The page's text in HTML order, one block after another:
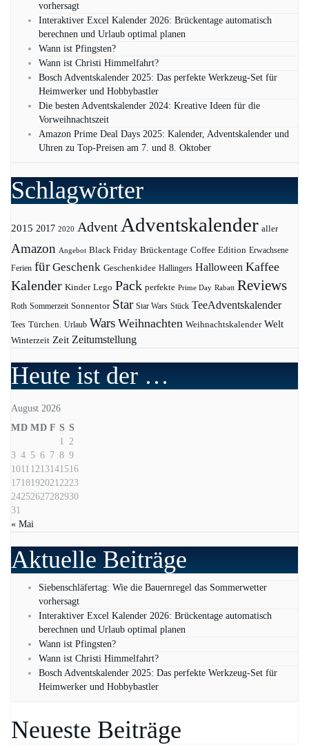
vorhersagt
Interaktiver Excel Kalender 2026: Brückentage automatisch
berechnen und Urlaub optimal planen
Wann ist Pfingsten?
Wann ist Christi Himmelfahrt?
Bosch Adventskalender 2025: Das perfekte Werkzeug-Set für
Heimwerker und Hobbybastler
Die besten Adventskalender 2024: Kreative Ideen für die
Vorweihnachtszeit
Amazon Prime Deal Days 2025: Kalender, Adventskalender und
Uhren zu Top-Preisen am 7. und 8. Oktober
Schlagwörter
2015 2017 2020 Advent Adventskalender aller
Amazon Angebot Black Friday Brückentage Coffee Edition Erwachsene
Ferien für Geschenk Geschenkidee Hallingers Halloween Kaffee
Kalender Kinder Lego Pack perfekte Prime Day Rabatt Reviews
Roth Sommerzeit Sonnentor Star Star Wars Stück TeeAdventskalender
Tees Türchen. Urlaub Wars Weihnachten Weihnachtskalender Welt
Winterzeit Zeit Zeitumstellung
Heute ist der …
August 2026
MD MD F S S
1 2
3 4 5 6 7 8 9
1011 1213141516
17181920212223
24252627282930
31
« Mai
Aktuelle Beiträge
Siebenschläfertag: Wie die Bauernregel das Sommerwetter
vorhersagt
Interaktiver Excel Kalender 2026: Brückentage automatisch
berechnen und Urlaub optimal planen
Wann ist Pfingsten?
Wann ist Christi Himmelfahrt?
Bosch Adventskalender 2025: Das perfekte Werkzeug-Set für
Heimwerker und Hobbybastler
Neueste Beiträge